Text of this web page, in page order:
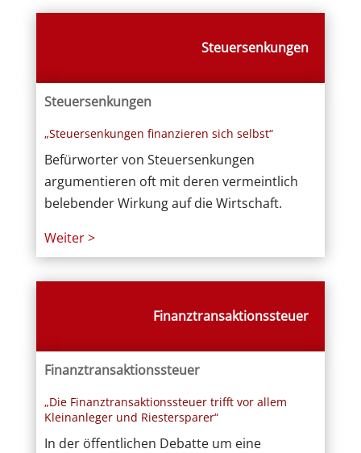
Steuersenkungen
Steuersenkungen
„Steuersenkungen finanzieren sich selbst“
Befürworter von Steuersenkungen
argumentieren oft mit deren vermeintlich
belebender Wirkung auf die Wirtschaft.
Weiter >
Finanztransaktionssteuer
Finanztransaktionssteuer
„Die Finanztransaktionssteuer trifft vor allem
Kleinanleger und Riestersparer“
In der öffentlichen Debatte um eine